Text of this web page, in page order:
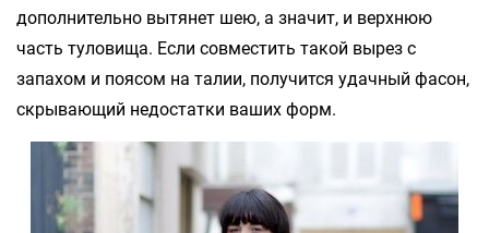
дополнительно вытянет шею, а значит, и верхнюю
часть туловища. Если совместить такой вырез с
запахом и поясом на талии, получится удачный фасон,
скрывающий недостатки ваших форм.